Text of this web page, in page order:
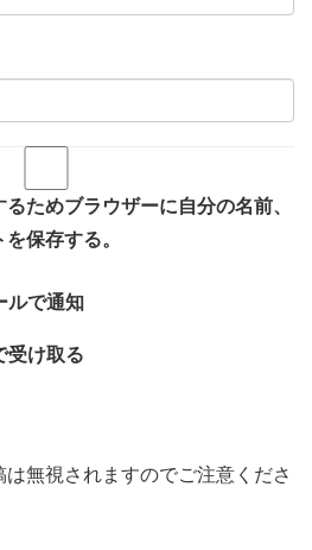
ためブラウザーに自分の名前、
保存する。
ルで通知
受け取る
無視されますのでご注意くださ